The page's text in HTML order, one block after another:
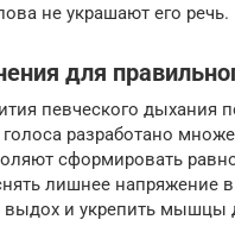
не украшают его речь.
для
певческого дыхания
разработано
сформировать
лишнее напряжение в
выдох и укрепить мышцы